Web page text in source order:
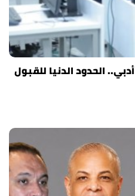
تنسيق المرحلة الأولى 2026 أدبي.. الحدود الدنيا للقبول